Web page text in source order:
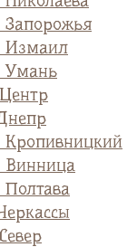
Запорожья
Измаил
Умань
Кропивницкий
Винница
Полтава